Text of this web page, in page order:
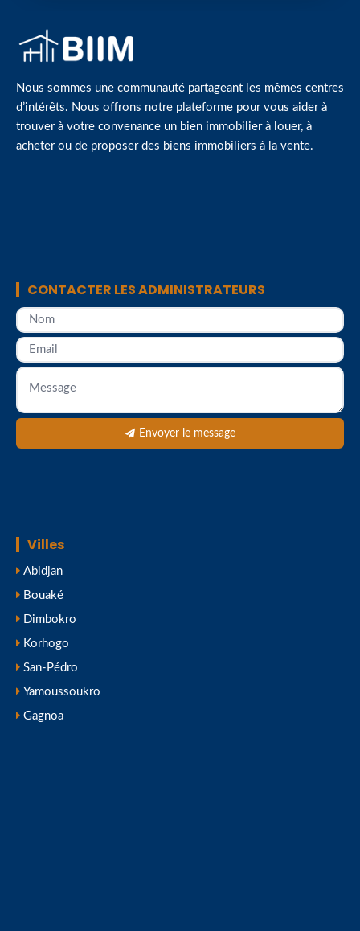
Nous sommes une communauté partageant les mêmes centres
d’intérêts. Nous offrons notre plateforme pour vous aider à
trouver à votre convenance un bien immobilier à louer, à
acheter ou de proposer des biens immobiliers à la vente.
CONTACTER LES ADMINISTRATEURS
Envoyer le message
Villes
Abidjan
Bouaké
Dimbokro
Korhogo
San-Pédro
Yamoussoukro
Gagnoa